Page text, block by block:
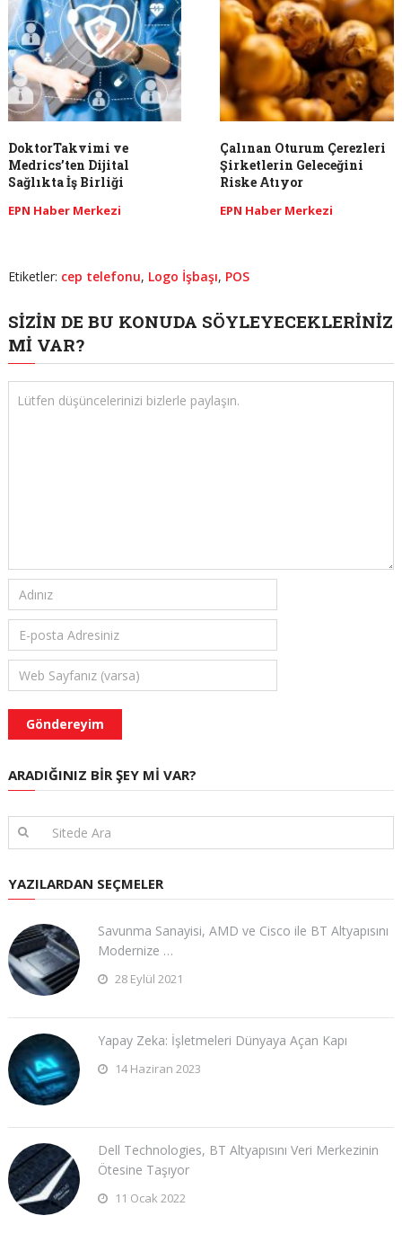
DoktorTakvimi ve
Medrics’ten Dijital
Sağlıkta İş Birliği
EPN Haber Merkezi
Çalınan Oturum Çerezleri
Şirketlerin Geleceğini
Riske Atıyor
EPN Haber Merkezi
Etiketler: cep telefonu, Logo İşbaşı, POS
SIZIN DE BU KONUDA SÖYLEYECEKLERINIZ
MI VAR?
ARADIĞINIZ BIR ŞEY MI VAR?
YAZILARDAN SEÇMELER
Savunma Sanayisi, AMD ve Cisco ile BT Altyapısını
Modernize …
28 Eylül 2021
Yapay Zeka: İşletmeleri Dünyaya Açan Kapı
14 Haziran 2023
Dell Technologies, BT Altyapısını Veri Merkezinin
Ötesine Taşıyor
11 Ocak 2022